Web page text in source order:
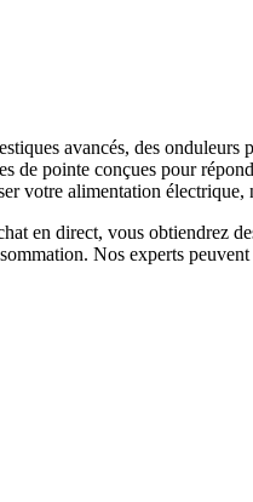
avancés, des
de pointe conçues pour
votre alimentation
en direct, vous obtiendrez
Nos experts